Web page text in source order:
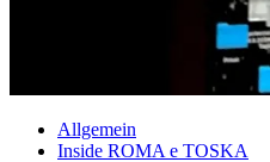
Allgemein
Inside ROMA e TOSKA